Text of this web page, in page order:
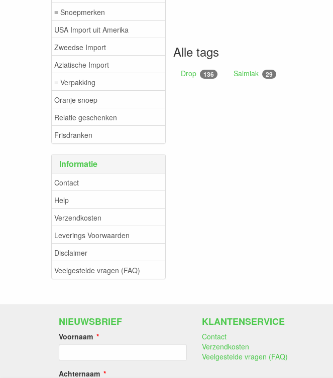
≡ Snoepmerken
USA Import uit Amerika
Zweedse Import
Aziatische Import
≡ Verpakking
Oranje snoep
Relatie geschenken
Frisdranken
Informatie
Contact
Help
Verzendkosten
Leverings Voorwaarden
Disclaimer
Veelgestelde vragen (FAQ)
Alle tags
Drop 136 Salmiak 29
NIEUWSBRIEF
Voornaam
Achternaam
KLANTENSERVICE
Contact
Verzendkosten
Veelgestelde vragen (FAQ)